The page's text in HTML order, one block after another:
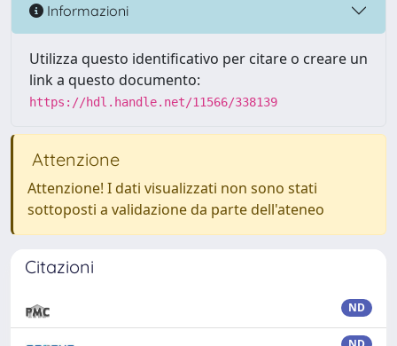
Informazioni
Utilizza questo identificativo per citare o creare un
link a questo documento:
https://hdl.handle.net/11566/338139
Attenzione
Attenzione! I dati visualizzati non sono stati
sottoposti a validazione da parte dell'ateneo
Citazioni
ND